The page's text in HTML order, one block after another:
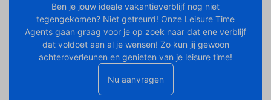
Ben je jouw ideale vakantieverblijf nog niet
tegengekomen? Niet getreurd! Onze Leisure Time
Agents gaan graag voor je op zoek naar dat ene verblijf
dat voldoet aan al je wensen! Zo kun jij gewoon
achteroverleunen en genieten van je leisure time!
Nu aanvragen